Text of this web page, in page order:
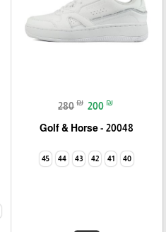
280 ₪ 200 ₪
Golf & Horse - 20048
40
41
42
43
44
45